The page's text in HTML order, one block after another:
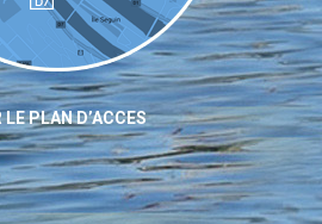
LE PLAN D’ACCES